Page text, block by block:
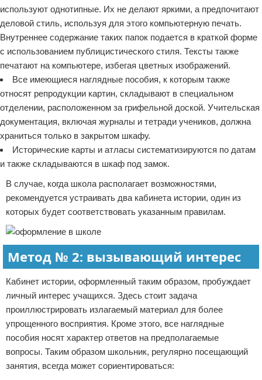
используют однотипные. Их не делают яркими, а предпочитают
деловой стиль, используя для этого компьютерную печать.
Внутреннее содержание таких папок подается в краткой форме
с использованием публицистического стиля. Тексты также
печатают на компьютере, избегая цветных изображений.
Все имеющиеся наглядные пособия, к которым также
относят репродукции картин, складывают в специальном
отделении, расположенном за грифельной доской. Учительская
документация, включая журналы и тетради учеников, должна
храниться только в закрытом шкафу.
Исторические карты и атласы систематизируются по датам
и также складываются в шкаф под замок.
В случае, когда школа располагает возможностями,
рекомендуется устраивать два кабинета истории, один из
которых будет соответствовать указанным правилам.
Метод № 2: вызывающий интерес
Кабинет истории, оформленный таким образом, пробуждает
личный интерес учащихся. Здесь стоит задача
проиллюстрировать излагаемый материал для более
упрощенного восприятия. Кроме этого, все наглядные
пособия носят характер ответов на предполагаемые
вопросы. Таким образом школьник, регулярно посещающий
занятия, всегда может сориентироваться: